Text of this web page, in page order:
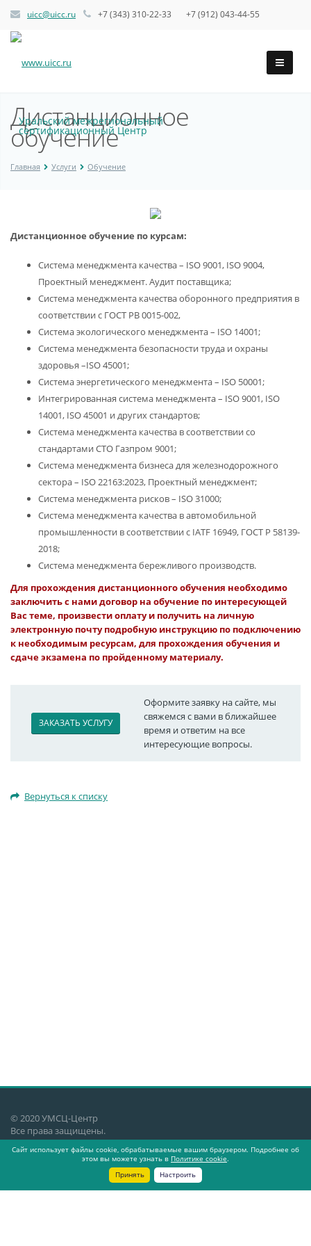
uicc@uicc.ru +7 (343) 310-22-33 +7 (912) 043-44-55
Уральский межрегиональный
сертификационный Центр
Дистанционное
обучение
Главная Услуги Обучение
Дистанционное обучение по курсам:
Система менеджмента качества – ISO 9001, ISO 9004,
Проектный менеджмент. Аудит поставщика;
Система менеджмента качества оборонного предприятия в
соответствии с ГОСТ РВ 0015-002,
Система экологического менеджмента – ISO 14001;
Система менеджмента безопасности труда и охраны
здоровья –ISO 45001;
Система энергетического менеджмента – ISO 50001;
Интегрированная система менеджмента – ISO 9001, ISO
14001, ISO 45001 и других стандартов;
Система менеджмента качества в соответствии со
стандартами СТО Газпром 9001;
Система менеджмента бизнеса для железнодорожного
сектора – ISO 22163:2023, Проектный менеджмент;
Система менеджмента рисков – ISO 31000;
Система менеджмента качества в автомобильной
промышленности в соответствии с IATF 16949, ГОСТ Р 58139-
2018;
Система менеджмента бережливого производств.
Для прохождения дистанционного обучения необходимо
заключить с нами договор на обучение по интересующей
Вас теме, произвести оплату и получить на личную
электронную почту подробную инструкцию по подключению
к необходимым ресурсам, для прохождения обучения и
сдаче экзамена по пройденному материалу.
ЗАКАЗАТЬ УСЛУГУ
Оформите заявку на сайте, мы
свяжемся с вами в ближайшее
время и ответим на все
интересующие вопросы.
Вернуться к списку
© 2020 УМСЦ-Центр
Все права защищены.
Екатеринбург, ул. Генеральская 3,
Сайт использует файлы cookie, обрабатываемые вашим браузером. Подробнее об
этом вы можете узнать в Политике cookie.
Принять
Настроить